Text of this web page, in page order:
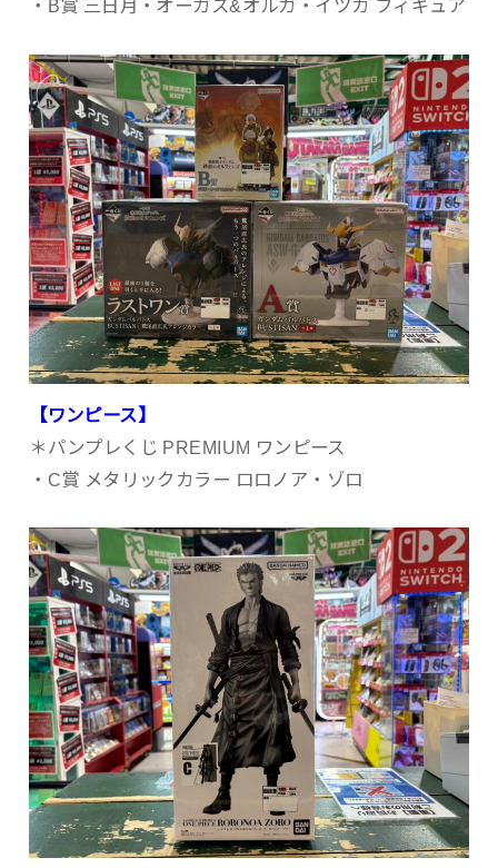
・B賞 三日月・オーガス&オルガ・イツカ フィギュア
【ワンピース】
＊パンプレくじ PREMIUM ワンピース
・C賞 メタリックカラー ロロノア・ゾロ